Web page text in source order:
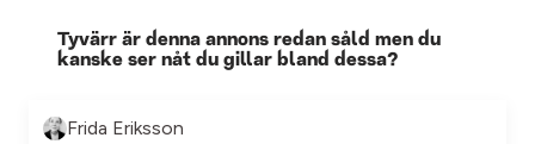
Tyvärr är denna annons redan såld men du
kanske ser nåt du gillar bland dessa?
Frida Eriksson